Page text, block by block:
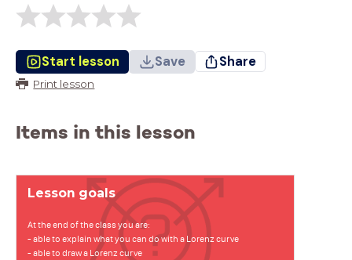
Start lesson Save Share
Print lesson
Items in this lesson
Lesson goals
At the end of the class you are:
- able to explain what you can do with a Lorenz curve
- able to draw a Lorenz curve